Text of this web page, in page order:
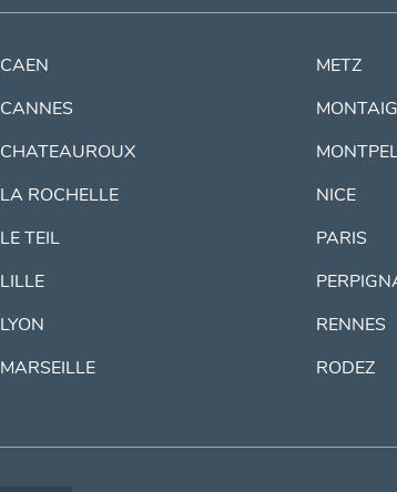
CAEN
CANNES
CHATEAUROUX
LA ROCHELLE
LE TEIL
LILLE
LYON
MARSEILLE
METZ
NICE
PARIS
RENNES
RODEZ